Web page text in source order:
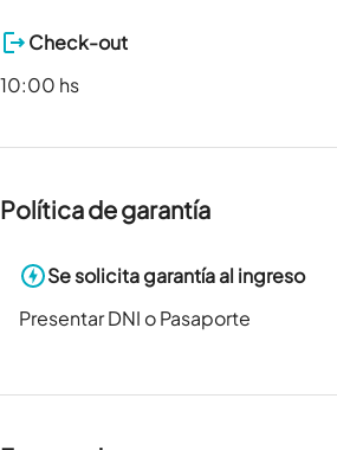
Check-out
10:00 hs
Política de garantía
Se solicita garantía al ingreso
Presentar DNI o Pasaporte